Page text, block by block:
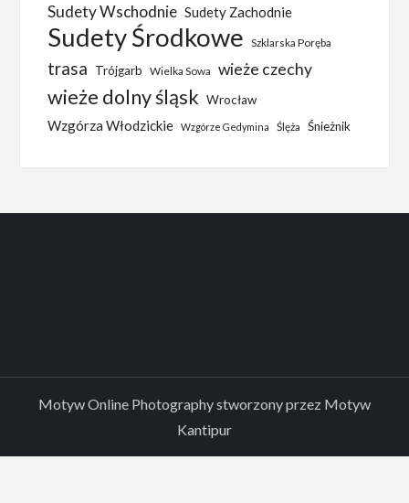
Sudety Wschodnie Sudety Zachodnie
Sudety Środkowe Szklarska Poręba
trasa Trójgarb Wielka Sowa wieże czechy
wieże dolny śląsk Wrocław
Wzgórza Włodzickie Wzgórze Gedymina Ślęża Śnieżnik
Motyw Online Photography stworzony przez Motyw
Kantipur